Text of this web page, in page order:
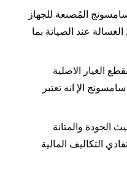
المُصنعة للجهاز
عند الصيانة بما
الغيار الاصلية
الإ انه تعتبر
والمتانة
التكاليف المالية